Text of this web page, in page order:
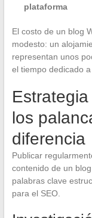
plataforma
El costo de un blog
modesto: un
representan unos
el tiempo dedicado
los
diferencia
Publicar
contenido de un
palabras clave
para el SEO.